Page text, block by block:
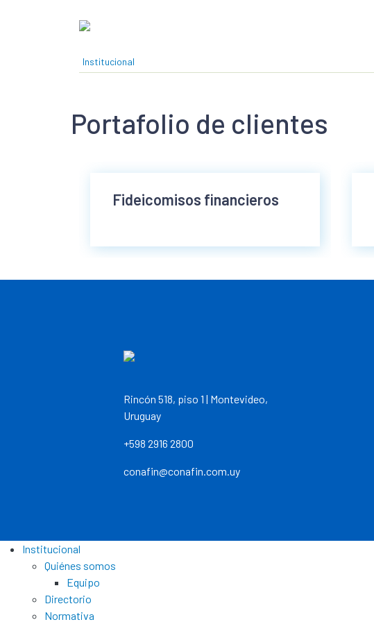
Institucional
Portafolio de clientes
Fideicomisos financieros
Rincón 518, piso 1 | Montevideo,
Uruguay
+598 2916 2800
conafin@conafin.com.uy
Institucional
Quiénes somos
Equipo
Directorio
Normativa